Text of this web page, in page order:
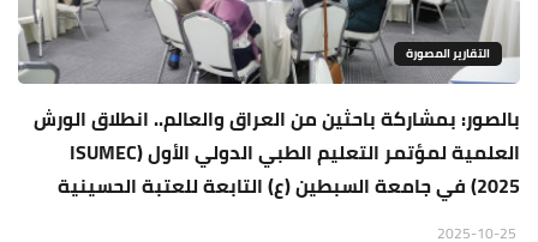
التقارير المصورة
بالصور: بمشاركة باحثين من العراق والعالم.. انطلاق الورش
العلمية لمؤتمر التعليم الطبي الدولي الأول (ISUMEC
2025) في جامعة السبطين (ع) التابعة للعتبة الحسينية